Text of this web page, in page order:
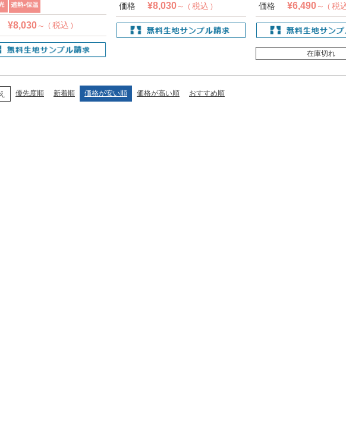
¥8,030 税込
価格 ¥8,030 税込 価格 ¥6,490 税
在庫切れ
優先度順 新着順 価格が安い順 価格が高い順 おすすめ順